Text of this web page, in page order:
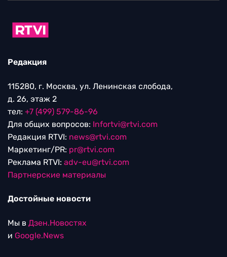
Редакция
115280, г. Москва, ул. Ленинская слобода,
д. 26, этаж 2
тел: +7 (499) 579-86-96
Для общих вопросов: Infortvi@rtvi.com
Редакция RTVI: news@rtvi.com
Маркетинг/PR: pr@rtvi.com
Реклама RTVI: adv-eu@rtvi.com
Партнерские материалы
Достойные новости
Мы в Дзен.Новостях
и Google.News